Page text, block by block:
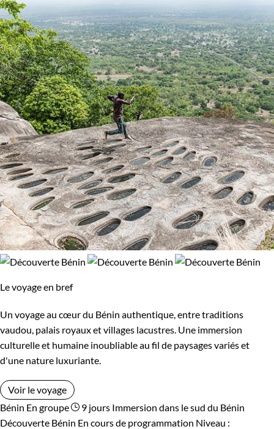
Le voyage en bref
Un voyage au cœur du Bénin authentique, entre traditions
vaudou, palais royaux et villages lacustres. Une immersion
culturelle et humaine inoubliable au fil de paysages variés et
d'une nature luxuriante.
Voir le voyage
Bénin En groupe 9 jours Immersion dans le sud du Bénin
Découverte Bénin En cours de programmation Niveau :